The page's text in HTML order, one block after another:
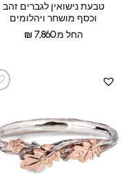
טבעת נישואין לגברים זהב
וכסף מושחר ויהלומים
החל מ:
₪7,860